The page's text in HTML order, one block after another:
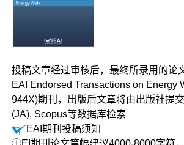
投稿文章经过审核后，最终所录用的论
EAI Endorsed Transactions on Energy
944X)期刊，出版后文章将由出版社提
(JA), Scopus等数据库检索
EAI期刊投稿须知